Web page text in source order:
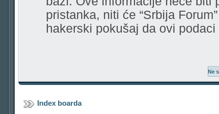
pristanka, niti će “Srbija
hakerski pokušaj da ovi
Index boarda